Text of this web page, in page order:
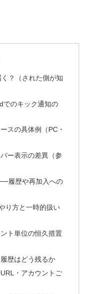
？（された側が知
でのキック通知の
スの具体例（PC・
ー表示の差異（参
履歴や再加入への
り方と一時的扱い
ト単位の恒久措置
歴はどう残るか
・アカウントご